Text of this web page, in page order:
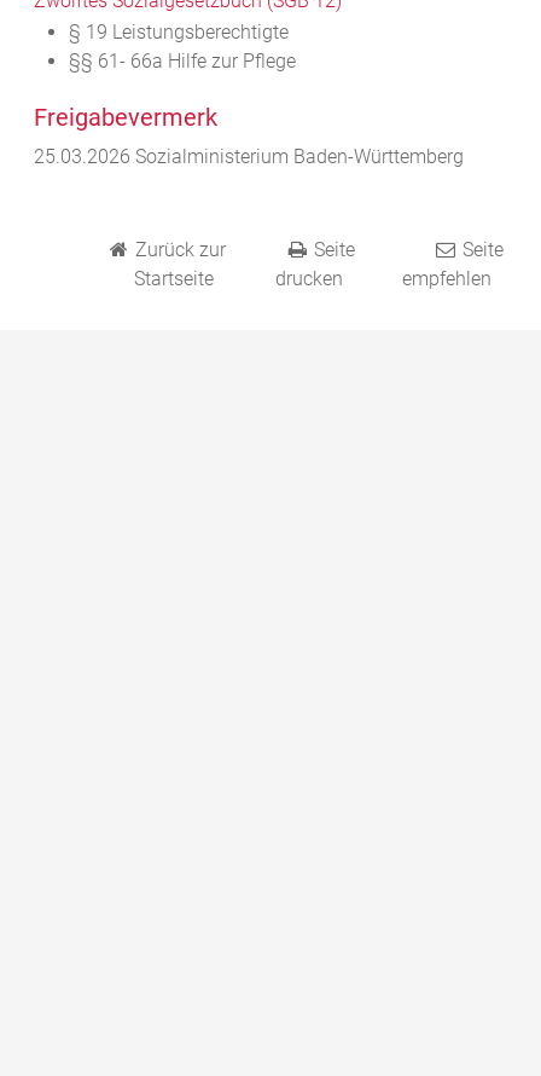
§ 19 Leistungsberechtigte
§§ 61- 66a Hilfe zur Pflege
Freigabevermerk
25.03.2026 Sozialministerium Baden-Württemberg
Zurück zur
Startseite
Seite
drucken
Seite
empfehlen